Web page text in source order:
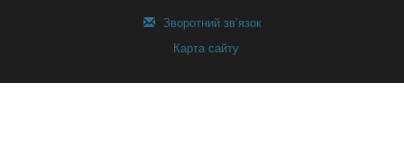
Зворотний зв’язок
Карта сайту